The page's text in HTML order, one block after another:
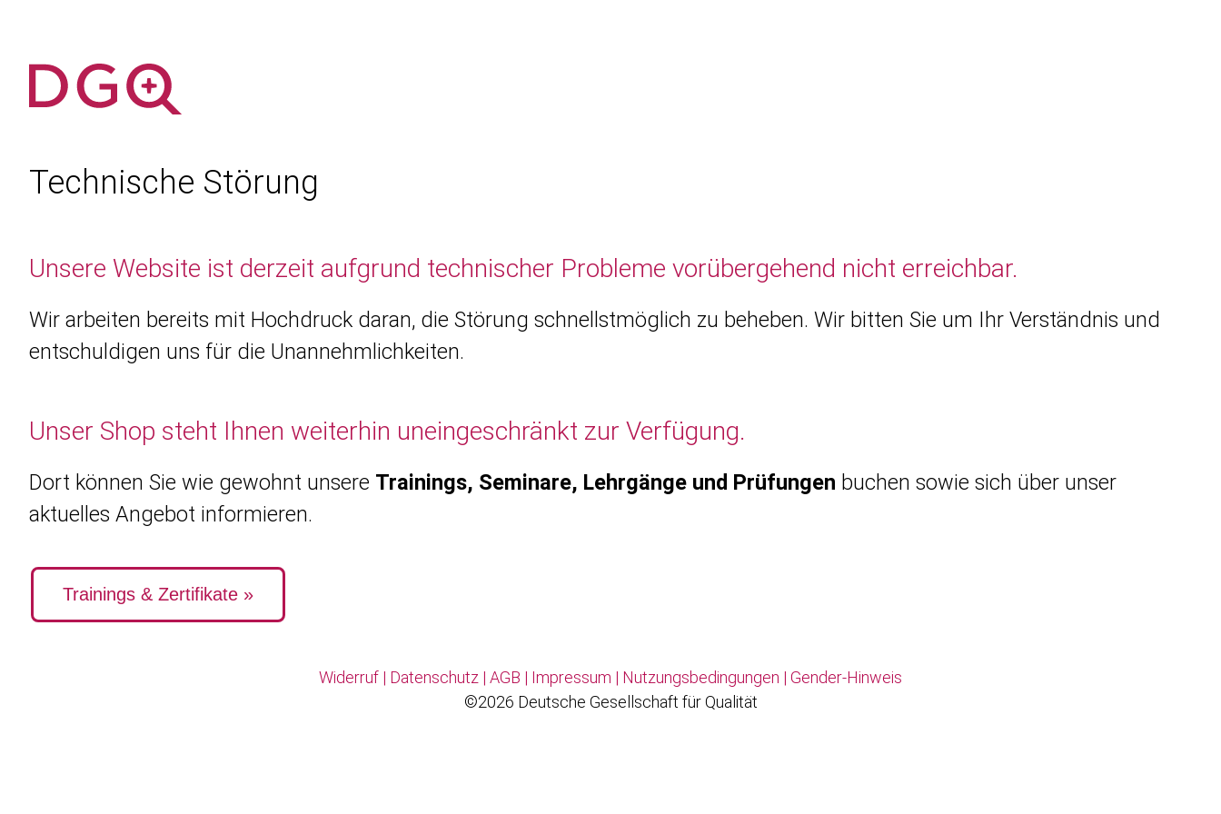
Technische Störung
Unsere Website ist derzeit aufgrund technischer Probleme vorübergehend nicht erreichbar.
Wir arbeiten bereits mit Hochdruck daran, die Störung schnellstmöglich zu beheben. Wir bitten Sie um Ihr Verständnis und
entschuldigen uns für die Unannehmlichkeiten.
Unser Shop steht Ihnen weiterhin uneingeschränkt zur Verfügung.
Dort können Sie wie gewohnt unsere Trainings, Seminare, Lehrgänge und Prüfungen buchen sowie sich über unser
aktuelles Angebot informieren.
Trainings & Zertifikate »
Widerruf | Datenschutz | AGB | Impressum | Nutzungsbedingungen | Gender-Hinweis
©2026 Deutsche Gesellschaft für Qualität